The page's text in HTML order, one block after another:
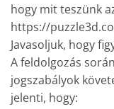
hogy mit teszünk
https://
Javasoljuk, hogy
A feldolgozás
jogszabályok
jelenti, hogy: